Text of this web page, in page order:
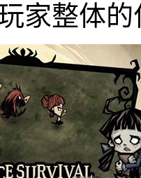
家整体